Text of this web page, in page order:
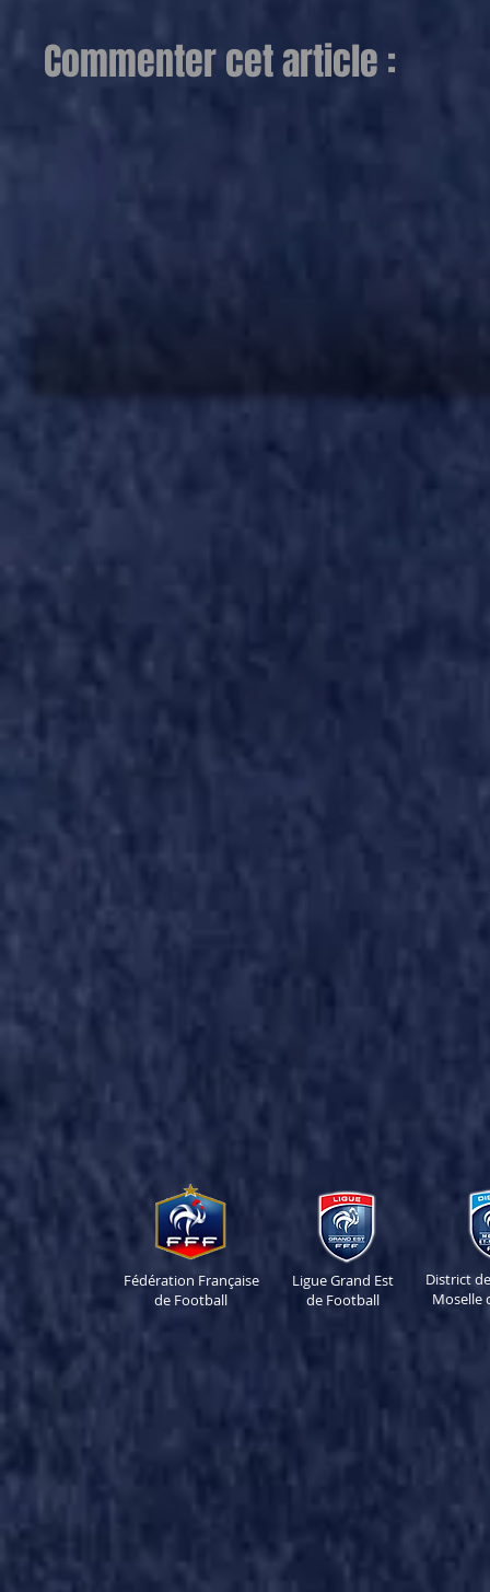
Commenter cet article :
Fédération Française
de Football
Ligue Grand Est
de Football
District
Moselle